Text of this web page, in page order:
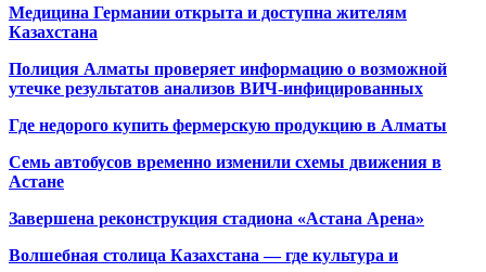
Медицина Германии открыта и доступна жителям
Казахстана
Полиция Алматы проверяет информацию о возможной
утечке результатов анализов ВИЧ-инфицированных
Где недорого купить фермерскую продукцию в Алматы
Семь автобусов временно изменили схемы движения в
Астане
Завершена реконструкция стадиона «Астана Арена»
Волшебная столица Казахстана — где культура и